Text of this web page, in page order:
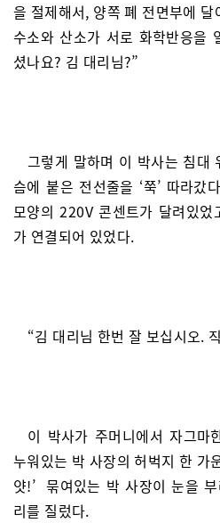
을 절제해서, 양쪽 폐 전면부에
수소와 산소가 서로 화학반응을
셨나요? 김 대리님?”
그렇게 말하며 이 박사는 침대
슴에 붙은 전선줄을 ‘쭉’ 따라갔
모양의 220V 콘센트가 달려있었
가 연결되어 있었다.
“김 대리님 한번 잘 보십시오.
이 박사가 주머니에서 자그마
누워있는 박 사장의 허벅지 한 가
얏!’ 묶여있는 박 사장이 눈을
리를 질렀다.